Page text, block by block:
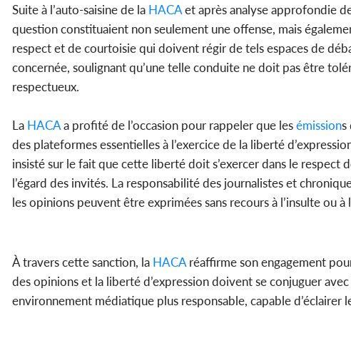
Suite à l’auto-saisine de la HACAet après analyse approfondie
question constituaient non seulement une offense, mais
respect et de courtoisie qui doivent régir de tels espaces de
concernée, soulignant qu’une telle conduite ne doit pas être
respectueux.
La HACAa profité de l’occasion pour rappeler que lesémissions
des plateformes essentielles à l’exercice de la liberté
insisté sur le fait que cette liberté doit s’exercer dans le
l’égard des invités. La responsabilité des journalistes et
les opinions peuvent être exprimées sans recours à l’insulte ou à
À travers cette sanction, la HACA réaffirme son engagement
des opinions et la liberté d’expression doivent se conjuguer
environnement médiatique plus responsable, capable